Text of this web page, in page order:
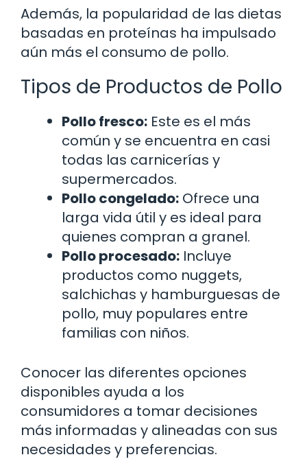
Además, la popularidad de las dietas
basadas en proteínas ha impulsado
aún más el consumo de pollo.
Tipos de Productos de Pollo
Pollo fresco: Este es el más
común y se encuentra en casi
todas las carnicerías y
supermercados.
Pollo congelado: Ofrece una
larga vida útil y es ideal para
quienes compran a granel.
Pollo procesado: Incluye
productos como nuggets,
salchichas y hamburguesas de
pollo, muy populares entre
familias con niños.
Conocer las diferentes opciones
disponibles ayuda a los
consumidores a tomar decisiones
más informadas y alineadas con sus
necesidades y preferencias.